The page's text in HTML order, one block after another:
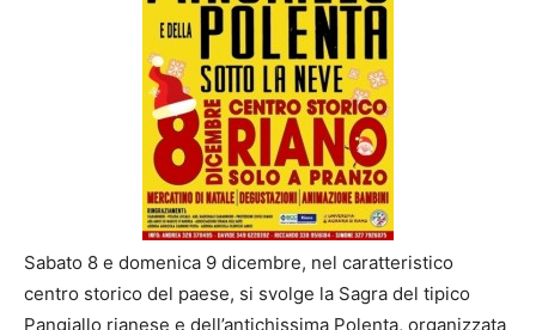
Sabato 8 e domenica 9 dicembre, nel caratteristico
centro storico del paese, si svolge la Sagra del tipico
Pangiallo rianese e dell’antichissima Polenta, organizzata